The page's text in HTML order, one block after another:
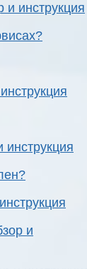
и инструкция
инструкция
и